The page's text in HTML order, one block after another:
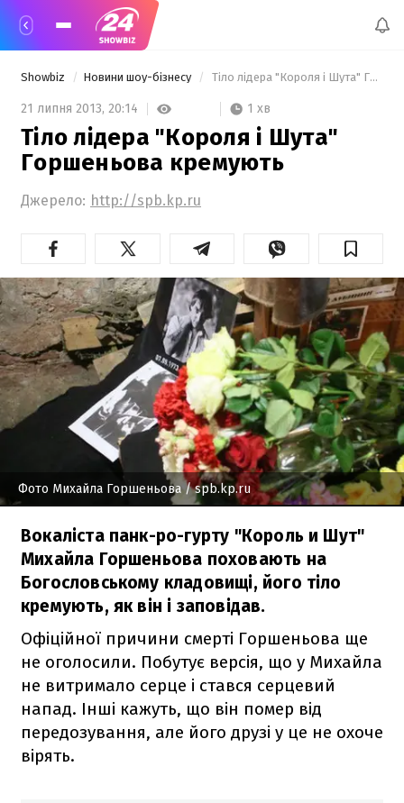
Showbiz Новини шоу-бізнесу Тіло лідера "Короля і Шута" Горшеньова кремують
21 липня 2013, 20:14 1 хв
Тіло лідера "Короля і Шута"
Горшеньова кремують
Джерело: http://spb.kp.ru
Фото Михайла Горшеньова/ spb.kp.ru
Вокаліста панк-ро-гурту "Король и Шут"
Михайла Горшеньова поховають на
Богословському кладовищі, його тіло
кремують, як він і заповідав.
Офіційної причини смерті Горшеньова ще
не оголосили. Побутує версія, що у Михайла
не витримало серце і стався серцевий
напад. Інші кажуть, що він помер від
передозування, але його друзі у це не охоче
вірять.